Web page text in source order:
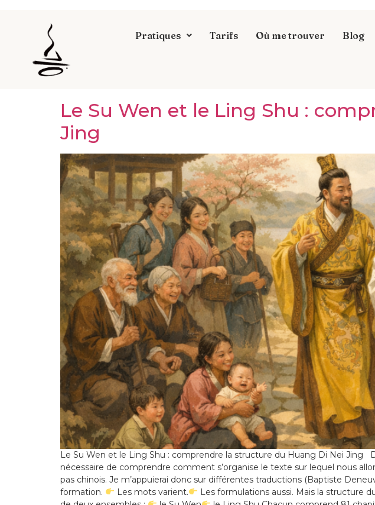
Pratiques Tarifs Où me trouver Blog
Le Su Wen et le Ling Shu :
Jing
Le Su Wen et le Ling Shu : comprendre la structure du Huang Di Nei Jing
nécessaire de comprendre comment s’organise le texte sur lequel nous
pas chinois. Je m’appuierai donc sur différentes traductions (Baptiste
formation.
Les mots varient.
Les formulations aussi. Mais la structure